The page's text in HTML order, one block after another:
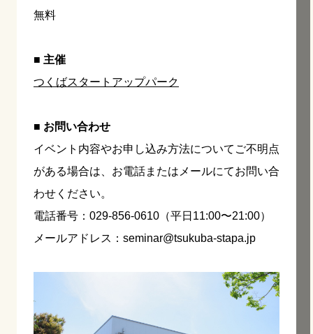
無料
■ 主催
つくばスタートアップパーク
■ お問い合わせ
イベント内容やお申し込み方法についてご不明点
がある場合は、お電話またはメールにてお問い合
わせください。
電話番号：029-856-0610（平日11:00〜21:00）
メールアドレス：seminar@tsukuba-stapa.jp